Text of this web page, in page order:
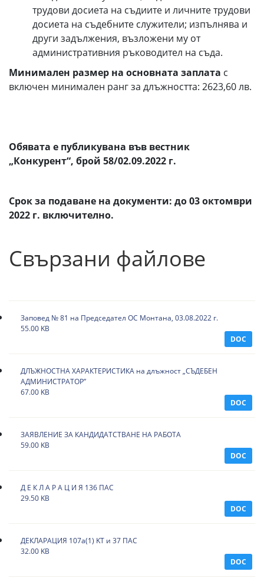
трудови досиета на съдиите и личните трудови
досиета на съдебните служители; изпълнява и
други задължения, възложени му от
административния ръководител на съда.
Минимален размер на основната заплата с
включен минимален ранг за длъжността: 2623,60 лв.
Обявата е публикувана във вестник
„Конкурент“, брой 58/02.09.2022 г.
Срок за подаване на документи: до 03 октомври
2022 г. включително.
Свързани файлове
Заповед № 81 на Председател ОС Монтана, 03.08.2022 г.
55.00 KB
DOC
ДЛЪЖНОСТНА ХАРАКТЕРИСТИКА на длъжност „СЪДЕБЕН
АДМИНИСТРАТОР”
67.00 KB
DOC
ЗАЯВЛЕНИЕ ЗА КАНДИДАТСТВАНЕ НА РАБОТА
59.00 KB
DOC
Д Е К Л А Р А Ц И Я 136 ПАС
29.50 KB
DOC
ДЕКЛАРАЦИЯ 107a(1) KT и 37 ПАС
32.00 KB
DOC